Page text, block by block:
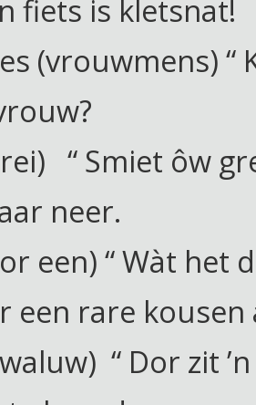
fiets is kletsnat!
(vrouwmens) “
“ Smiet ôw
neer.
een) “ Wàt het
een rare kousen
“ Dor zit